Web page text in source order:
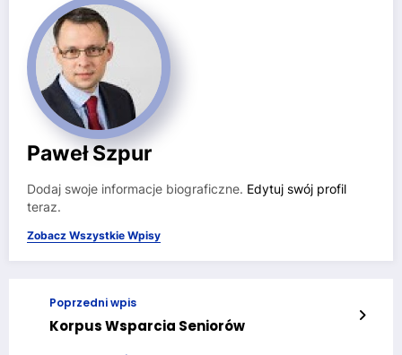
Paweł Szpur
Dodaj swoje informacje biograficzne. Edytuj swój profil
teraz.
Zobacz Wszystkie Wpisy
Poprzedni wpis
Korpus Wsparcia Seniorów